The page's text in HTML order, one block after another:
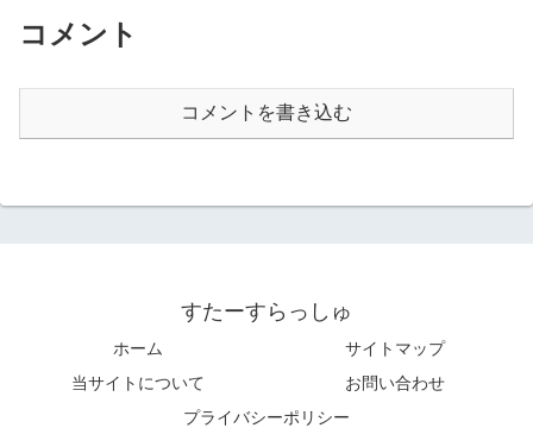
コメント
コメントを書き込む
すたーすらっしゅ
ホーム
サイトマップ
当サイトについて
お問い合わせ
プライバシーポリシー